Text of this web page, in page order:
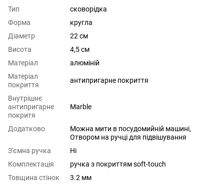
Тип
сковорідка
Форма
кругла
Діаметр
22 см
Висота
4,5 см
Матеріал
алюміній
Матеріал
покриття
антипригарне покриття
Внутрішнє
антипригарне
покритя
Marble
Додатково
Можна мити в посудомийній машині,
Отвором на ручці для підвішування
З'ємна ручка
Ні
Комплектація
ручка з покриттям soft-touch
Товщина стінок
3.2 мм